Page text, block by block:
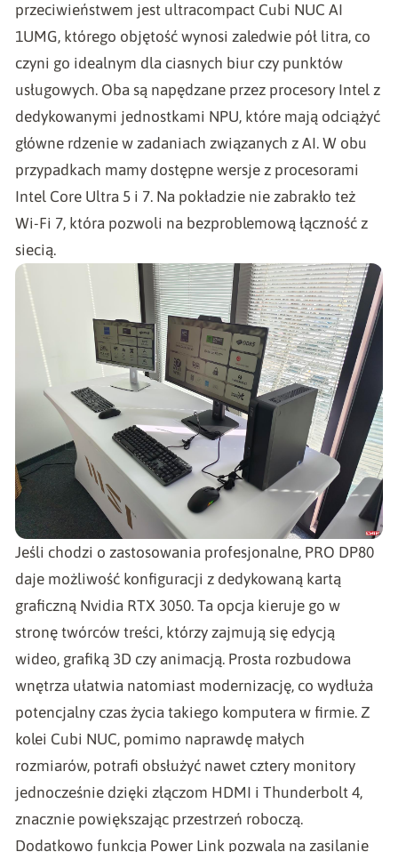
przeciwieństwem jest ultracompact Cubi NUC AI
1UMG, którego objętość wynosi zaledwie pół litra, co
czyni go idealnym dla ciasnych biur czy punktów
usługowych. Oba są napędzane przez procesory Intel z
dedykowanymi jednostkami NPU, które mają odciążyć
główne rdzenie w zadaniach związanych z AI. W obu
przypadkach mamy dostępne wersje z procesorami
Intel Core Ultra 5 i 7. Na pokładzie nie zabrakło też
Wi-Fi 7, która pozwoli na bezproblemową łączność z
siecią.
Jeśli chodzi o zastosowania profesjonalne, PRO DP80
daje możliwość konfiguracji z dedykowaną kartą
graficzną Nvidia RTX 3050. Ta opcja kieruje go w
stronę twórców treści, którzy zajmują się edycją
wideo, grafiką 3D czy animacją. Prosta rozbudowa
wnętrza ułatwia natomiast modernizację, co wydłuża
potencjalny czas życia takiego komputera w firmie. Z
kolei Cubi NUC, pomimo naprawdę małych
rozmiarów, potrafi obsłużyć nawet cztery monitory
jednocześnie dzięki złączom HDMI i Thunderbolt 4,
znacznie powiększając przestrzeń roboczą.
Dodatkowo funkcja Power Link pozwala na zasilanie